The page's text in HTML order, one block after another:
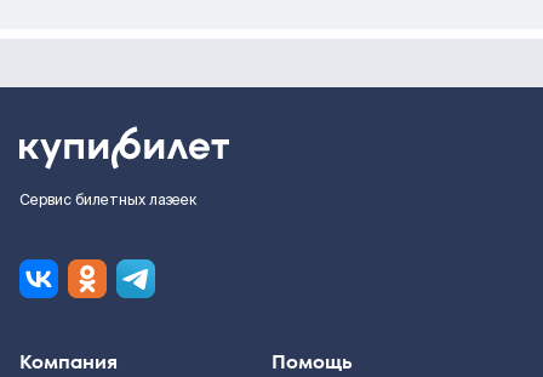
Сервис билетных лазеек
Компания Помощь